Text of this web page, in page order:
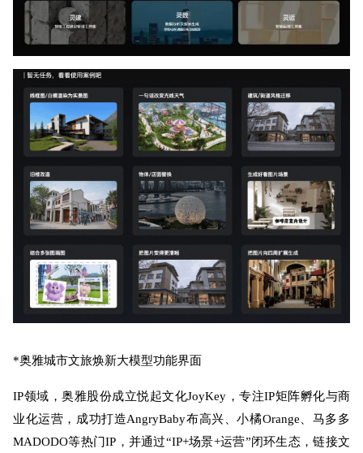
*奥雅城市文旅焕新大模型功能界面
IP领域，奥雅股份成立悦起文化JoyKey，专注IP矩阵孵化与商
业化运营，成功打造AngryBaby布高兴、小橘Orange、马多多
MADODO等热门IP，并通过“IP+场景+运营”闭环生态，链接文